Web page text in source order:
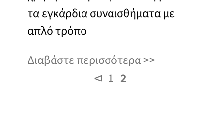
τα εγκάρδια συναισθήματα με
απλό τρόπο
Διαβάστε περισσότερα
⊲ 1 2